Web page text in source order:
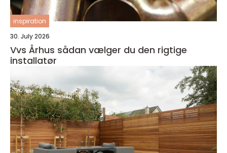
inspiration
30. July 2026
Vvs Århus sådan vælger du den rigtige
installatør